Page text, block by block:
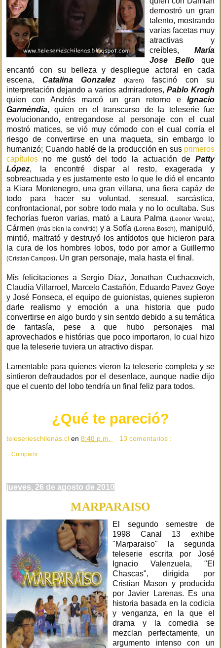
demostró un gran
talento, mostrando
varias facetas muy
atractivas y
creíbles, María
Jose Belloque
encantó con su belleza y despliegue actoral en cada
escena, Catalina Gonzalez (Karen)fascinó con su
interpretación dejando a varios admiradores, Pablo Krogh
quien con Andrés marcó un gran retorno e Ignacio
Garméndia, quien en el transcurso de la teleserie fue
evolucionando, entregandose al personaje con el cual
mostró matices, se vió muy cómodo con el cual corría el
riesgo de convertirse en una maqueta, sin embargo lo
humanizó; Cuando hablé de la producción en sus primeros
capítulos no me gustó del todo la actuación dePatty
López, la encontré dispar al resto, exagerada y
sobreactuada y es justamente esto lo que le dió el encanto
a Kiara Montenegro, una gran villana, una fiera capáz de
todo para hacer su voluntad, sensual, sarcástica,
confrontacional, por sobre todo mala y no lo ocultaba. Sus
fechorías fueron varias, mató a Laura Palma (Leonor Varela),
Cármen (más bien la convirtió)y a Sofía(Lorena Bosch), manipuló,
mintió, maltrató y destruyó los antídotos que hicieron para
la cura de los hombres lobos, todo por amor a Guillermo
(Cristian Campos). Un gran personaje, mala hasta el final.
Mis felicitaciones a Sergio Díaz, Jonathan Cuchacovich,
Claudia Villarroel, Marcelo Castañón, Eduardo Pavez Goye
y José Fonseca, el equipo de guionistas, quienes supieron
darle realismo y emoción a una historia que pudo
convertirse en algo burdo y sin sentdo debido a su temática
de fantasía, pese a que hubo personajes mal
aprovechados e histórias que poco importaron, lo cual hizo
que la teleserie tuviera un atractivo dispar.
Lamentable para quienes vieron la teleserie completa y se
sintieron defraudados por el desenlace, aunque nadie dijo
que el cuento del lobo tendría un final feliz para todos.
¿Qué te pareció?
teleserieschilenas.cl en 8:48 p.m. 13 comentarios :
Compartir
jueves, 26 de agosto de 2010
MARPARAISO
El segundo semestre de
1998 Canal 13 exhibe
"Marparaiso" la segunda
teleserie escrita por José
Ignacio Valenzuela, "El
Chascas", dirigida por
Cristian Mason y producida
por Javier Larenas. Es una
historia basada en la codicia
y venganza, en la que el
drama y la comedia se
mezclan perfectamente, un
argumento intenso con un